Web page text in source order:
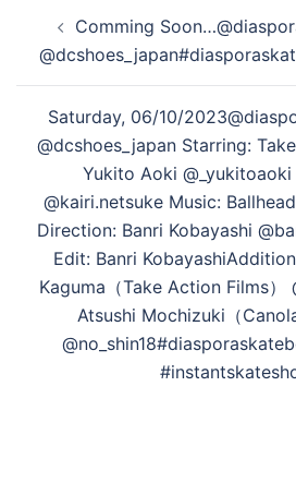
ナ
ー
ョ
Comming
Saturday, 06/10/
@dcshoes_japan Starring:
Yukito Aoki
@kairi.netsuke Music:
Direction: Banri Kobayashi
Edit: Banri
Kaguma（Take Action Films）
Atsushi Mochizuki（